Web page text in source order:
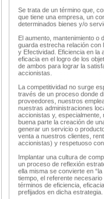
Se trata de un término que,
que tiene una empresa, un
determinados bienes y/o
El aumento, mantenimiento o
guarda estrecha relación con
y Efectividad. Eficiencia en la
eficacia en el logro de los
de ambos para lograr la
accionistas.
La competitividad no surge
través de un proceso donde
proveedores, nuestros
nuestras administraciones
accionistas y,
buena parte la creación de
generar un servicio o
venta a nuestros clientes,
accionistas) y respetuoso
Implantar una cultura de
un proceso de reflexión
ella misma se convierte en
tiempo, el referente
términos de eficiencia,
prefijados en dicha estrategia.